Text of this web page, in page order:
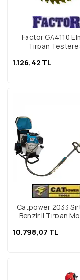
Factor GA4110
Tırpan
1.126,42 TL
Catpower 2033
Benzinli Tırpan
10.798,07 TL